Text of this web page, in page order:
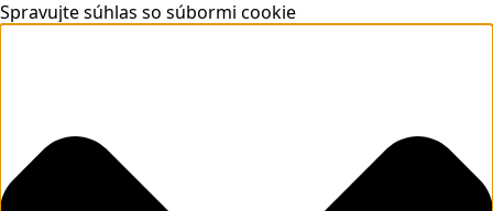
Spravujte súhlas so súbormi cookie